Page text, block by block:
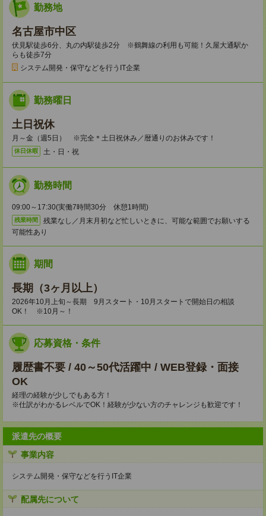
勤務地
名古屋市中区
伏見駅徒歩6分、丸の内駅徒歩2分 ※鶴舞線の利用も可能！久屋大通駅か
らも徒歩7分
システム開発・保守などを行うIT企業
勤務曜日
土日祝休
月～金（週5日） ※完全＊土日祝休み／暦通りのお休みです！
休日休暇 土・日・祝
勤務時間
09:00～17:30(実働7時間30分 休憩1時間)
残業時間
残業なし／月末月初など忙しいときに、可能な範囲でお願いする
可能性あり
期間
長期（3ヶ月以上）
2026年10月上旬～長期 9月スタート・10月スタートで開始日の相談
OK！ ※10月～！
応募資格・条件
履歴書不要 / 40～50代活躍中 / WEB登録・面接
OK
経理の経験が少しでもある方！
※仕訳がわかるレベルでOK！経験が少ない方のチャレンジも歓迎です！
派遣先の概要
事業内容
システム開発・保守などを行うIT企業
配属先について